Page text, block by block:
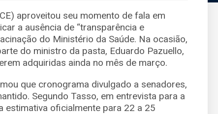
aproveitou seu momento de fala em
a ausência de “transparência e
do Ministério da Saúde. Na ocasião,
do ministro da pasta, Eduardo Pazuello,
adquiridas ainda no mês de março.
que cronograma divulgado a senadores,
Segundo Tasso, em entrevista para a
estimativa oficialmente para 22 a 25